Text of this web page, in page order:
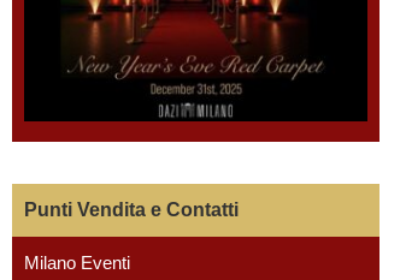
Punti Vendita e Contatti
Milano Eventi